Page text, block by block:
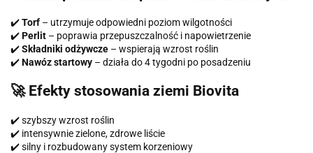
✔️Torf – utrzymuje odpowiedni poziom wilgotności
✔️Perlit – poprawia przepuszczalność i napowietrzenie
✔️Składniki odżywcze – wspierają wzrost roślin
✔️Nawóz startowy – działa do 4 tygodni po posadzeniu
🚀 Efekty stosowania ziemi Biovita
✔️ szybszy wzrost roślin
✔️ intensywnie zielone, zdrowe liście
✔️ silny i rozbudowany system korzeniowy